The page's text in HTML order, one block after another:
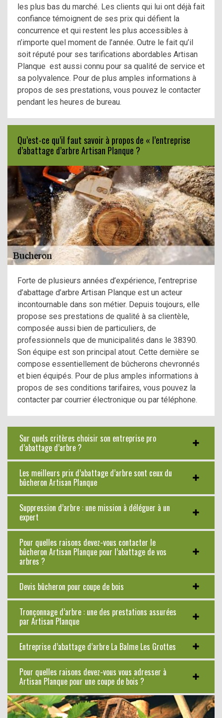
les plus bas du marché. Les clients qui lui ont déjà fait
confiance témoignent de ses prix qui défient la
concurrence et qui restent les plus accessibles à
n’importe quel moment de l’année. Outre le fait qu’il
soit réputé pour ses tarifications abordables Artisan
Planque est aussi connu pour sa qualité de service et
sa polyvalence. Pour de plus amples informations à
propos de ses prestations, vous pouvez le contacter
pendant les heures de bureau.
Qu’est-ce qu’il faut savoir à propos de « l’entreprise
d’abattage d’arbre Artisan Planque ?
Forte de plusieurs années d’expérience, l’entreprise
d’abattage d’arbre Artisan Planque est un acteur
incontournable dans son métier. Depuis toujours, elle
propose ses prestations de qualité à sa clientèle,
composée aussi bien de particuliers, de
professionnels que de municipalités dans le 38390.
Son équipe est son principal atout. Cette dernière se
compose essentiellement de bûcherons chevronnés
et bien équipés. Pour de plus amples informations à
propos de ses conditions tarifaires, vous pouvez la
contacter par courrier électronique ou par téléphone.
Sur quels critères choisir son entreprise pro
d’abattage d’arbre ?
Les meilleurs prix d’abattage d’arbre sont ceux du
bûcheron Artisan Planque
Suppression d’arbre : une mission à déléguer à un
expert
Pour quelles raisons devez-vous contacter le
bûcheron Artisan Planque pour l’abattage de vos
arbres ?
Devis bûcheron pour coupe de bois
Tronçonnage d’arbre : une des prestations assurées
par Artisan Planque
Entreprise d’abattage d’arbre La Balme Les Grottes
Pour quelles raisons devez-vous vous adresser à
Artisan Planque pour une coupe de bois ?